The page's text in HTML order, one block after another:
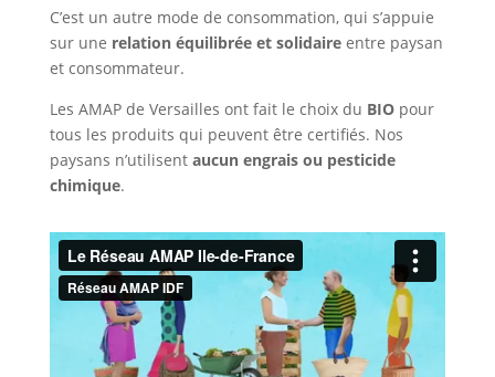
C’est un autre mode de consommation, qui s’appuie
sur une relation équilibrée et solidaireentre paysan
et consommateur.
Les AMAP de Versailles ont fait le choix du BIOpour
tous les produits qui peuvent être certifiés. Nos
paysans n’utilisent aucun engrais ou pesticide
chimique.